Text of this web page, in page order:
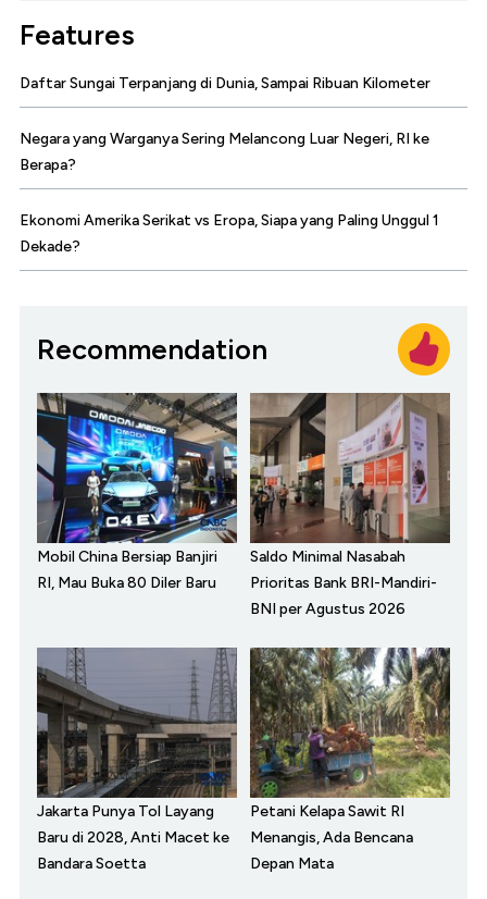
Features
Daftar Sungai Terpanjang di Dunia, Sampai Ribuan Kilometer
Negara yang Warganya Sering Melancong Luar Negeri, RI ke
Berapa?
Ekonomi Amerika Serikat vs Eropa, Siapa yang Paling Unggul 1
Dekade?
Recommendation
Mobil China Bersiap Banjiri
RI, Mau Buka 80 Diler Baru
Saldo Minimal Nasabah
Prioritas Bank BRI-Mandiri-
BNI per Agustus 2026
Jakarta Punya Tol Layang
Baru di 2028, Anti Macet ke
Bandara Soetta
Petani Kelapa Sawit RI
Menangis, Ada Bencana
Depan Mata